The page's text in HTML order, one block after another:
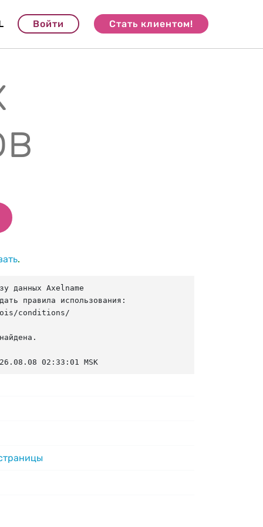
Войти Стать клиентом!
.
данных Axelname
правила использования:
conditions/
02:33:01 MSK